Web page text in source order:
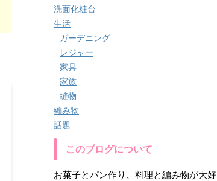
洗面化粧台
生活
ガーデニング
レジャー
家具
家族
縫物
編み物
話題
このブログについて
お菓子とパン作り、料理と編み物が大好